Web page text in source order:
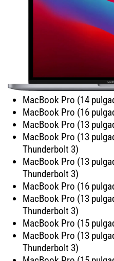
MacBook Pro (14
MacBook Pro (16
MacBook Pro (13
MacBook Pro (13
Thunderbolt 3)
MacBook Pro (13
Thunderbolt 3)
MacBook Pro (16
MacBook Pro (13
Thunderbolt 3)
MacBook Pro (15
MacBook Pro (13
Thunderbolt 3)